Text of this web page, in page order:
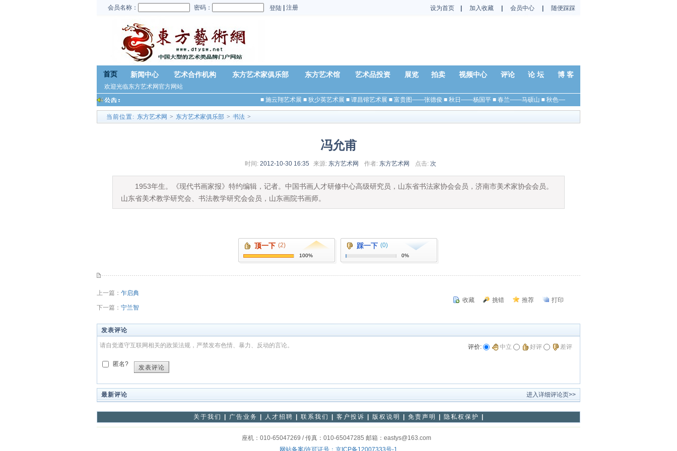
会员名称： 密码： 登陆| 注册 设为首页 加入收藏 会员中心 随便踩踩
首页 新闻中心 艺术合作机构 东方艺术家俱乐部 东方艺术馆 艺术品投资 展览 拍卖 视频中心 评论 论 坛 博 客
欢迎光临东方艺术网官方网站
■ 施云翔艺术展 ■ 狄少英艺术展 ■ 谭昌镕艺术展 ■ 富贵图——张德俊 ■ 秋日——杨国平 ■ 春兰——马硕山 ■ 秋色——金川
当前位置: 东方艺术网 > 东方艺术家俱乐部 > 书法 >
冯允甫
时间: 2012-10-30 16:35 来源: 东方艺术网 作者: 东方艺术网 点击: 次
1953年生。《现代书画家报》特约编辑，记者。中国书画人才研修中心高级研究员，山东省书法家协会会员，济南市美术家协会会员。
山东省美术教学研究会、书法教学研究会会员，山东画院书画师。
顶一下 (2)
100%
踩一下 (0)
0%
上一篇： 乍启典
下一篇： 宁兰智
收藏 挑错 推荐 打印
发表评论
请自觉遵守互联网相关的政策法规，严禁发布色情、暴力、反动的言论。 评价: 中立 好评 差评
匿名?
发表评论
最新评论 进入详细评论页>>
关于我们 广告业务 人才招聘 联系我们 客户投诉 版权说明 免责声明 隐私权保护
座机：010-65047269 / 传真：010-65047285 邮箱：eastys@163.com
网站备案/许可证号： 京ICP备12007333号-1